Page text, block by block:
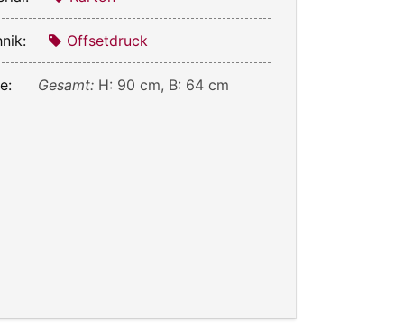
Offsetdruck
Gesamt: H: 90 cm, B: 64 cm